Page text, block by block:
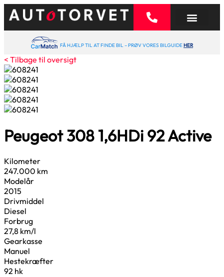
FÅ HJÆLP TIL AT FINDE BIL – PRØV VORES BILGUIDEHER
< Tilbage til oversigt
Peugeot 308 1,6HDi 92 Active
Kilometer
247.000 km
Modelår
2015
Drivmiddel
Diesel
Forbrug
27,8 km/l
Gearkasse
Manuel
Hestekræfter
92 hk